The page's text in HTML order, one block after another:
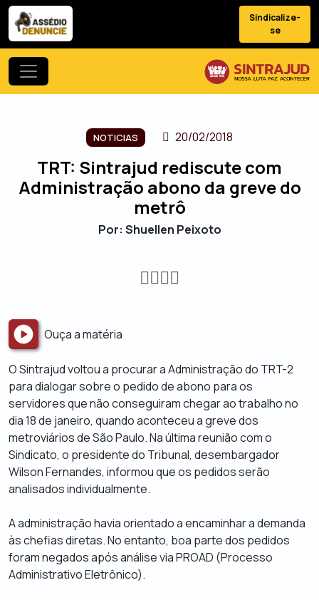
Sindicalize-
se
NOTICIAS 20/02/2018
TRT: Sintrajud rediscute com
Administração abono da greve do
metrô
Por: Shuellen Peixoto
Ouça a matéria
O Sintrajud voltou a procurar a Administração do TRT-2
para dialogar sobre o pedido de abono para os
servidores que não conseguiram chegar ao trabalho no
dia 18 de janeiro, quando aconteceu a greve dos
metroviários de São Paulo. Na última reunião com o
Sindicato, o presidente do Tribunal, desembargador
Wilson Fernandes, informou que os pedidos serão
analisados individualmente.
A administração havia orientado a encaminhar a demanda
às chefias diretas. No entanto, boa parte dos pedidos
foram negados após análise via PROAD (Processo
Administrativo Eletrônico).